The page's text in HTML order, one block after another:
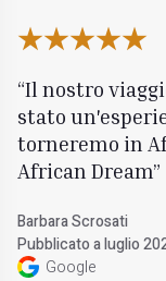
Il nostro
stato
torneremo in
African Dream
Barbara Scrosati
Pubblicato a luglio
Google